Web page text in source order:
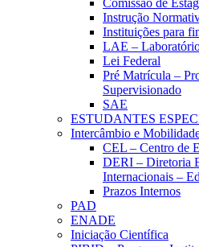
Comissão de
Instrução
Instituições para
LAE –
Lei Federal
Pré Matrícula –
Supervisionado
SAE
ESTUDANTES
Intercâmbio e
CEL – Centro de
DERI – Diretoria
Internacionais –
Prazos Internos
PAD
ENADE
Iniciação Científica